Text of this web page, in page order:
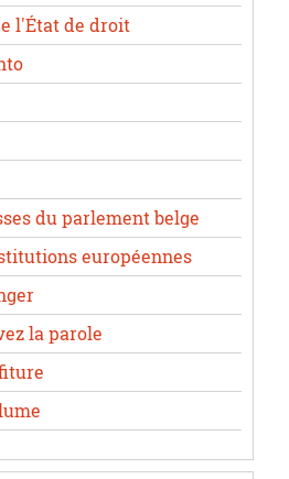
l'État de droit
du parlement belge
européennes
la parole